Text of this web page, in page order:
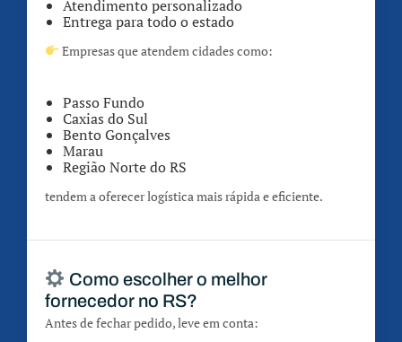
Atendimento personalizado
Entrega para todo o estado
Empresas que atendem cidades como:
Passo Fundo
Caxias do Sul
Bento Gonçalves
Marau
Região Norte do RS
tendem a oferecer logística mais rápida e eficiente.
Como escolher o melhor
fornecedor no RS?
Antes de fechar pedido, leve em conta: